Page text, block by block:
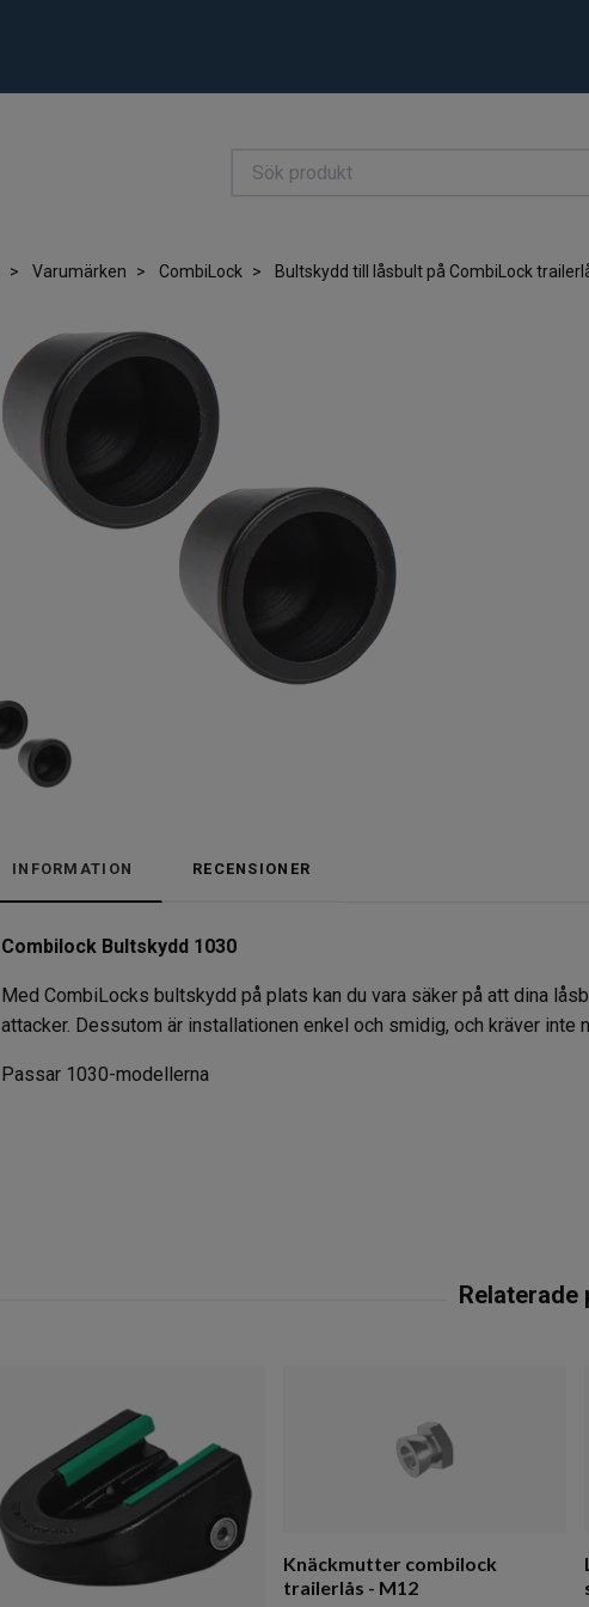
Varumärken CombiLock Bultskydd till låsbult på CombiLock
INFORMATION RECENSIONER
Combilock Bultskydd 1030
Med CombiLocks bultskydd på plats kan du vara säker på att dina
attacker. Dessutom är installationen enkel och smidig, och kräver inte
Passar 1030-modellerna
Knäckmutter combilock
trailerlås - M12